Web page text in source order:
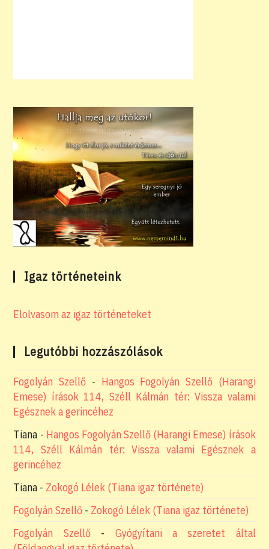
Igaz történeteink
Elolvasom az igaz történeteket
Legutóbbi hozzászólások
Fogolyán Szellő - Hangos Fogolyán Szellő (Harangi
Emese) írások 114, Széll Kálmán tér: Vissza valami
Egésznek a gerincéhez
Tiana - Hangos Fogolyán Szellő (Harangi Emese) írások
114, Széll Kálmán tér: Vissza valami Egésznek a
gerincéhez
Tiana - Zokogó Lélek (Tiana igaz története)
Fogolyán Szellő - Zokogó Lélek (Tiana igaz története)
Fogolyán Szellő- Gyógyítani a szeretet által